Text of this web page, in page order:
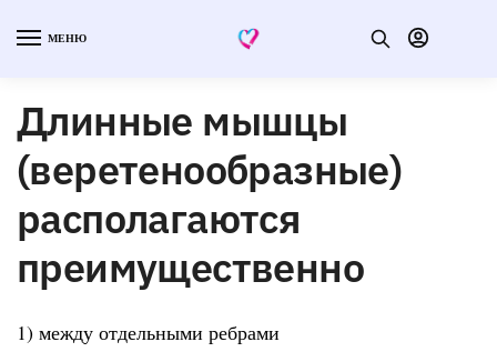
МЕНЮ
Длинные мышцы
(веретенообразные)
располагаются
преимущественно
1) между отдельными ребрами